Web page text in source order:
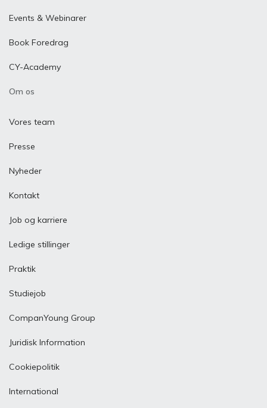
Events & Webinarer
Book Foredrag
CY-Academy
Om os
Vores team
Presse
Nyheder
Kontakt
Job og karriere
Ledige stillinger
Praktik
Studiejob
CompanYoung Group
Juridisk Information
Cookiepolitik
International